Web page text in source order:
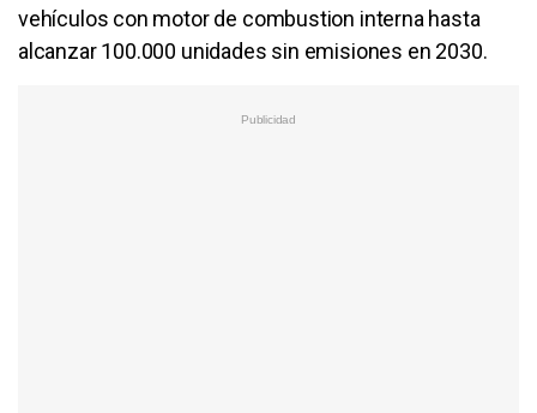
vehículos con motor de combustion interna hasta
alcanzar 100.000 unidades sin emisiones en 2030.